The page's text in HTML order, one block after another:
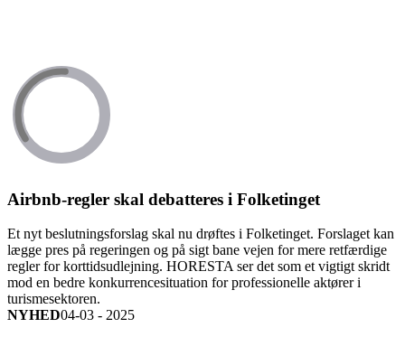
Airbnb-regler skal debatteres i Folketinget
Et nyt beslutningsforslag skal nu drøftes i Folketinget. Forslaget kan
lægge pres på regeringen og på sigt bane vejen for mere retfærdige
regler for korttidsudlejning. HORESTA ser det som et vigtigt skridt
mod en bedre konkurrencesituation for professionelle aktører i
turismesektoren.
NYHED04-03 - 2025